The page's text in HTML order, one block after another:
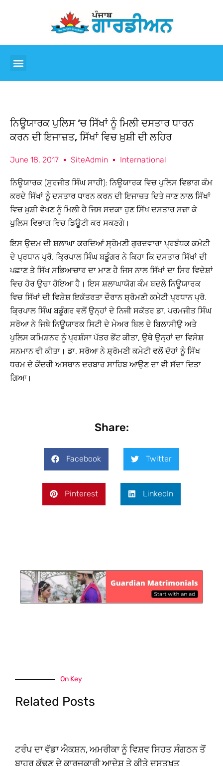
ਨਿਊਯਾਰਕ ਪੁਲਿਸ ‘ਚ ਸਿੱਖਾਂ ਨੂੰ ਮਿਲੀ ਦਸਤਾਰ ਧਾਰਨ
ਕਰਨ ਦੀ ਇਜਾਜ਼ਤ, ਸਿੱਖਾਂ ਵਿਚ ਖ਼ੁਸ਼ੀ ਦੀ ਲਹਿਰ
June 18, 2017 SiteAdmin International
ਨਿਊਯਾਰਕ (ਸੁਰਜੀਤ ਸਿੰਘ ਸਾਹੀ): ਨਿਊਯਾਰਕ ਵਿਚ ਪੁਲਿਸ ਵਿਭਾਗ ਕੰਮ
ਕਰਦੇ ਸਿੱਖਾਂ ਨੂੰ ਦਸਤਾਰ ਧਾਰਨ ਕਰਨ ਦੀ ਇਜਾਜ਼ਤ ਦਿਤੇ ਜਾਣ ਨਾਲ ਸਿੱਖਾਂ
ਵਿਚ ਖ਼ੁਸ਼ੀ ਵੇਖਣ ਨੂੰ ਮਿਲੀ ਹੈ ਜਿਸ ਸਦਕਾ ਹੁਣ ਸਿੱਖ ਦਸਤਾਰ ਸਜ਼ਾ ਕੇ
ਪੁਲਿਸ ਵਿਭਾਗ ਵਿਚ ਡਿਊਟੀ ਕਰ ਸਕਣਗੇ।
ਇਸ ਉਦਮ ਦੀ ਸ਼ਲਾਘਾ ਕਰਦਿਆਂ ਸ੍ਰੋਮਣੀ ਗੁਰਦਵਾਰਾ ਪ੍ਰਬੰਧਕ ਕਮੇਟੀ
ਦੇ ਪ੍ਰਧਾਨ ਪ੍ਰੋ. ਕ੍ਰਿਪਾਲ ਸਿੰਘ ਬਡੂੰਗਰ ਨੇ ਕਿਹਾ ਕਿ ਦਸਤਾਰ ਸਿੱਖਾਂ ਦੀ
ਪਛਾਣ ਤੇ ਸਿੱਖ ਸਭਿਆਚਾਰ ਦਾ ਮਾਣ ਹੈ ਜਿਸ ਨਾਲ ਸਿੱਖਾਂ ਦਾ ਸਿਰ ਵਿਦੇਸ਼ਾਂ
ਵਿਚ ਹੋਰ ਉਚਾ ਹੋਇਆ ਹੈ। ਇਸ ਸ਼ਲਾਘਾਯੋਗ ਕੰਮ ਬਦਲੇ ਨਿਊਯਾਰਕ
ਵਿਚ ਸਿੱਖਾਂ ਦੀ ਵਿਸ਼ੇਸ਼ ਇਕੱਤਰਤਾ ਦੌਰਾਨ ਸ਼੍ਰੋਮਣੀ ਕਮੇਟੀ ਪ੍ਰਧਾਨ ਪ੍ਰੋ.
ਕ੍ਰਿਪਾਲ ਸਿੰਘ ਬਡੂੰਗਰ ਵਲੋਂ ਉਨ੍ਹਾਂ ਦੇ ਨਿਜੀ ਸਕੱਤਰ ਡਾ. ਪਰਮਜੀਤ ਸਿੰਘ
ਸਰੋਆ ਨੇ ਜਿਥੇ ਨਿਊਯਾਰਕ ਸਿਟੀ ਦੇ ਮੇਅਰ ਬਿਲ ਦੇ ਬਿਲਾਸੀਉ ਅਤੇ
ਪੁਲਿਸ ਕਮਿਸ਼ਨਰ ਨੂੰ ਪ੍ਰਸ਼ੰਸਾ ਪੱਤਰ ਭੇਂਟ ਕੀਤਾ, ਉਥੇ ਉਨ੍ਹਾਂ ਦਾ ਵਿਸੇਸ਼
ਸਨਮਾਨ ਵੀ ਕੀਤਾ। ਡਾ. ਸਰੋਆ ਨੇ ਸ਼੍ਰੋਮਣੀ ਕਮੇਟੀ ਵਲੋਂ ਦੋਹਾਂ ਨੂੰ ਸਿੱਖ
ਧਰਮ ਦੇ ਕੇਂਦਰੀ ਅਸਥਾਨ ਦਰਬਾਰ ਸਾਹਿਬ ਆਉਣ ਦਾ ਵੀ ਸੱਦਾ ਦਿਤਾ
ਗਿਆ।
Share:
Facebook Twitter
Pinterest LinkedIn
On Key
Related Posts
ਟਰੰਪ ਦਾ ਵੱਡਾ ਐਕਸ਼ਨ, ਅਮਰੀਕਾ ਨੂੰ ਵਿਸ਼ਵ ਸਿਹਤ ਸੰਗਠਨ ਤੋਂ
ਬਾਹਰ ਕੱਢਣ ਦੇ ਕਾਰਜਕਾਰੀ ਆਦੇਸ਼ ਤੇ ਕੀਤੇ ਦਸਤਖ਼ਤ